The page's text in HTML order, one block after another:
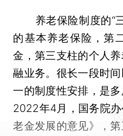
养老保险制度的“三
的基本养老保险，第
金，第三支柱的个人
融业务。很长一段时
一的制度性安排，是多
2022年4月，国务院
老金发展的意见》，